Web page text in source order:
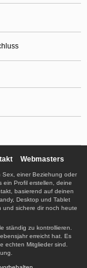
Webmasters
Sex, einer Beziehung oder
ein Profil erstellen, deine
basierend auf deinen
Desktop und Tablet
und sichere dir noch heute
ständig zu kontrollieren.
erreicht hat. Es
echten Mitglieder sind.